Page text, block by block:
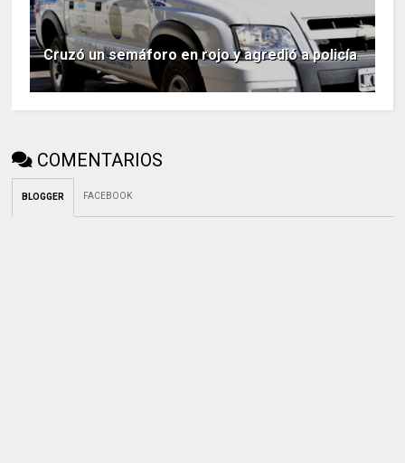
Cruzó un semáforo en rojo y agredió a policía
COMENTARIOS
BLOGGER FACEBOOK